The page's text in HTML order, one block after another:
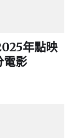
年點映
電影